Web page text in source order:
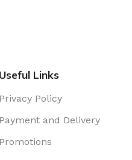
Useful Links
Privacy Policy
Payment and Delivery
Promotions